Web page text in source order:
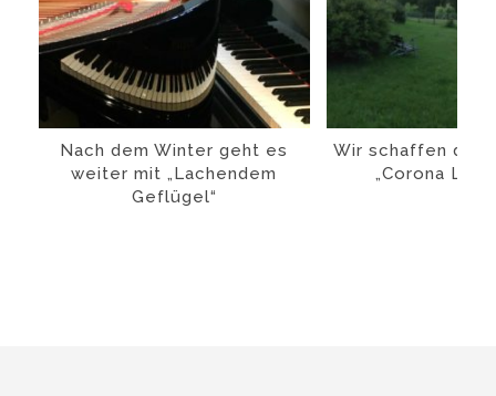
Nach dem Winter geht es
weiter mit „Lachendem
Geflügel“
Wir schaffen das
„Corona